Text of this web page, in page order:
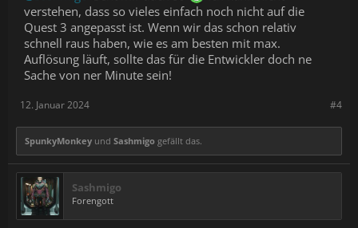
verstehen, dass so vieles einfach noch nicht auf die
Quest 3 angepasst ist. Wenn wir das schon relativ
schnell raus haben, wie es am besten mit max.
Auflösung läuft, sollte das für die Entwickler doch ne
Sache von ner Minute sein!
#4
12. Januar 2024
SpunkyMonkey und Sashmigo gefällt das.
Sashmigo
Forengott